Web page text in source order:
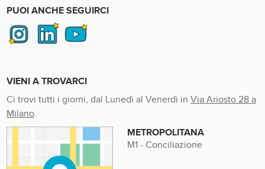
PUOI ANCHE SEGUIRCI
VIENI A TROVARCI
Ci trovi tutti i giorni, dal Lunedì al Venerdì inVia Ariosto 28 a
Milano
METROPOLITANA
M1 - Conciliazione